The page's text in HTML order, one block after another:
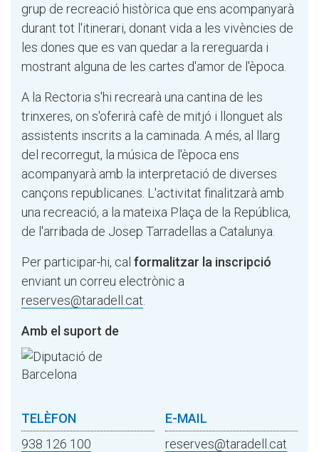
grup de recreació històrica que ens acompanyarà
durant tot l'itinerari, donant vida a les vivències de
les dones que es van quedar a la rereguarda i
mostrant alguna de les cartes d'amor de l'època.
A la Rectoria s'hi recrearà una cantina de les
trinxeres, on s'oferirà cafè de mitjó i llonguet als
assistents inscrits a la caminada. A més, al llarg
del recorregut, la música de l'època ens
acompanyarà amb la interpretació de diverses
cançons republicanes. L'activitat finalitzarà amb
una recreació, a la mateixa Plaça de la República,
de l'arribada de Josep Tarradellas a Catalunya.
Per participar-hi, cal formalitzar la inscripció
enviant un correu electrònic a
reserves@taradell.cat
Amb el suport de
TELÈFON
938 126 100
E-MAIL
reserves@taradell.cat